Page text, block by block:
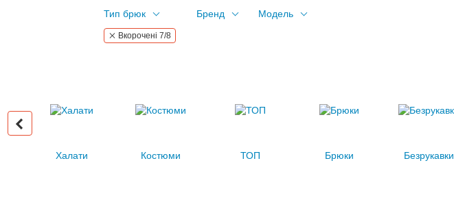
Тип брюк
Вкорочені 7/8
Бренд Модель
Халати Костюми ТОП Брюки Безрукавки